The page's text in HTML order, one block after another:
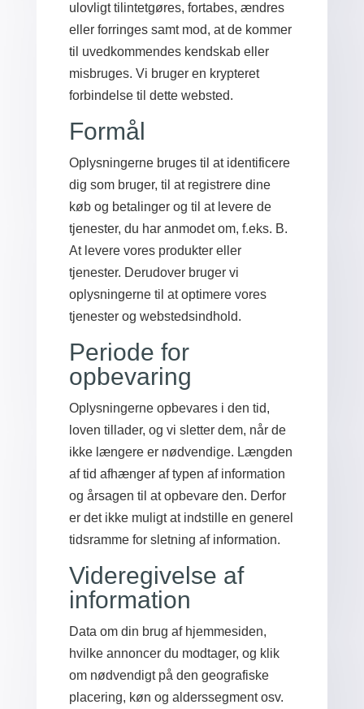
ulovligt tilintetgøres, fortabes, ændres
eller forringes samt mod, at de kommer
til uvedkommendes kendskab eller
misbruges. Vi bruger en krypteret
forbindelse til dette websted.
Formål
Oplysningerne bruges til at identificere
dig som bruger, til at registrere dine
køb og betalinger og til at levere de
tjenester, du har anmodet om, f.eks. B.
At levere vores produkter eller
tjenester. Derudover bruger vi
oplysningerne til at optimere vores
tjenester og webstedsindhold.
Periode for
opbevaring
Oplysningerne opbevares i den tid,
loven tillader, og vi sletter dem, når de
ikke længere er nødvendige. Længden
af ​​tid afhænger af typen af ​​information
og årsagen til at opbevare den. Derfor
er det ikke muligt at indstille en generel
tidsramme for sletning af information.
Videregivelse af
information
Data om din brug af hjemmesiden,
hvilke annoncer du modtager, og klik
om nødvendigt på den geografiske
placering, køn og alderssegment osv.